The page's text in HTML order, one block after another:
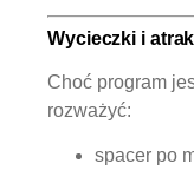
Wycieczki i
Choć program
rozważyć:
spacer po